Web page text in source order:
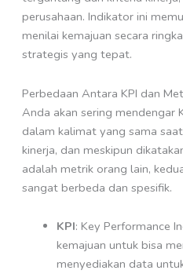
perusahaan. Indikator ini
menilai kemajuan secara
strategis yang tepat.
Perbedaan Antara KPI dan
Anda akan sering mendengar
dalam kalimat yang sama
kinerja, dan meskipun
adalah metrik orang lain,
sangat berbeda dan spesifik.
KPI: Key Performance
kemajuan untuk bisa
menyediakan data